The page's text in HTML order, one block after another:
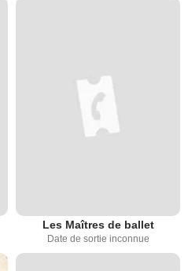
Les Maîtres de ballet
Date de sortie inconnue